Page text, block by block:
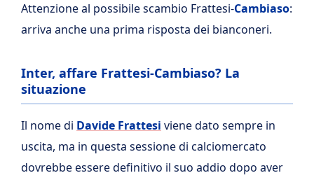
Attenzione al possibile scambio Frattesi-Cambiaso:
arriva anche una prima risposta dei bianconeri.
Inter, affare Frattesi-Cambiaso? La
situazione
Il nome di Davide Frattesi viene dato sempre in
uscita, ma in questa sessione di calciomercato
dovrebbe essere definitivo il suo addio dopo aver